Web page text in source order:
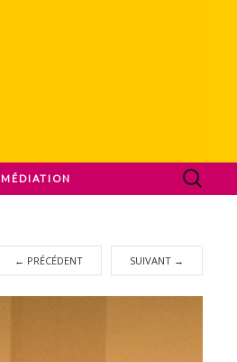
MÉDIATION
← PRÉCÉDENT SUIVANT →